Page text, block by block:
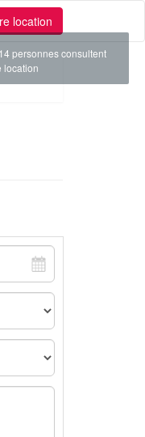
location
×
14 personnes consultent
location